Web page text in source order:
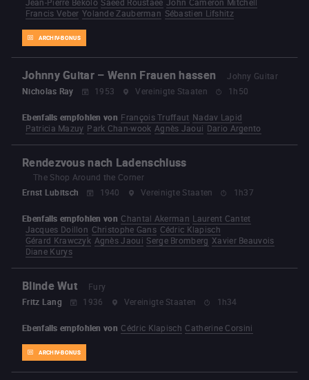
ARCHIV-BONUS
Francis Veber Yolande Zauberman Sébastien Lifshitz
Johnny Guitar – Wenn Frauen hassen
Johny Guitar
Nicholas Ray
1953 Vereinigte Staaten 1h50
Ebenfalls empfohlen von François Truffaut Nadav Lapid
Patricia Mazuy Park Chan-wook Agnès Jaoui Dario Argento
Rendezvous nach Ladenschluss
The Shop Around the Corner
Ernst Lubitsch
1940 Vereinigte Staaten 1h37
Ebenfalls empfohlen von Chantal Akerman Laurent Cantet
Jacques Doillon Christophe Gans Cédric Klapisch
Gérard Krawczyk Agnès Jaoui Serge Bromberg Xavier Beauvois
Diane Kurys
Blinde Wut
Fury
Fritz Lang
1936 Vereinigte Staaten 1h34
ARCHIV-BONUS
Ebenfalls empfohlen von Cédric Klapisch Catherine Corsini